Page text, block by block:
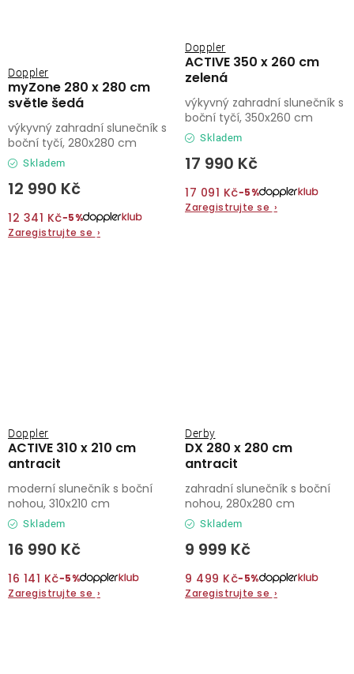
myZone 280 x 280 cm
světle šedá
Doppler
Skladem
12 990 Kč
12 341 Kč−5%
Zaregistrujte se ›
výkyvný zahradní slunečník s
boční tyčí, 280x280 cm
ACTIVE 350 x 260 cm
zelená
Doppler
Skladem
17 990 Kč
17 091 Kč−5%
Zaregistrujte se ›
výkyvný zahradní slunečník s
boční tyčí, 350x260 cm
ACTIVE 310 x 210 cm
antracit
Doppler
Skladem
16 990 Kč
16 141 Kč−5%
Zaregistrujte se ›
moderní slunečník s boční
nohou, 310x210 cm
DX 280 x 280 cm
antracit
Derby
Skladem
9 999 Kč
9 499 Kč−5%
Zaregistrujte se ›
zahradní slunečník s boční
nohou, 280x280 cm